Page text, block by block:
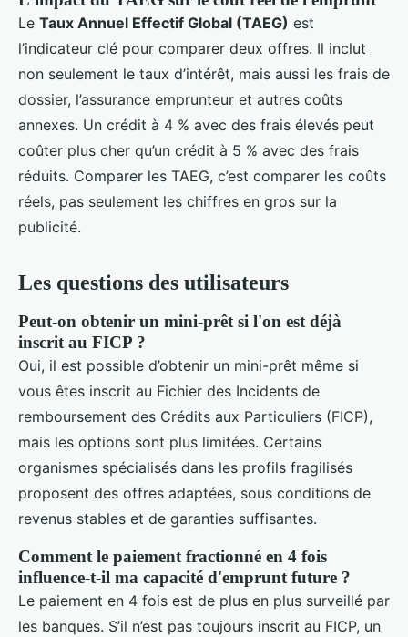
Le Taux Annuel Effectif Global (TAEG) est
l’indicateur clé pour comparer deux offres. Il inclut
non seulement le taux d’intérêt, mais aussi les frais de
dossier, l’assurance emprunteur et autres coûts
annexes. Un crédit à 4 % avec des frais élevés peut
coûter plus cher qu’un crédit à 5 % avec des frais
réduits. Comparer les TAEG, c’est comparer les coûts
réels, pas seulement les chiffres en gros sur la
publicité.
Les questions des utilisateurs
Peut-on obtenir un mini-prêt si l'on est déjà
inscrit au FICP ?
Oui, il est possible d’obtenir un mini-prêt même si
vous êtes inscrit au Fichier des Incidents de
remboursement des Crédits aux Particuliers (FICP),
mais les options sont plus limitées. Certains
organismes spécialisés dans les profils fragilisés
proposent des offres adaptées, sous conditions de
revenus stables et de garanties suffisantes.
Comment le paiement fractionné en 4 fois
influence-t-il ma capacité d'emprunt future ?
Le paiement en 4 fois est de plus en plus surveillé par
les banques. S’il n’est pas toujours inscrit au FICP, un